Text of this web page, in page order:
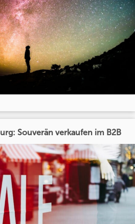
Souverän verkaufen im B2B